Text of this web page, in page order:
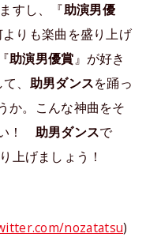
すし、『助演男優
りも楽曲を盛り上げ
助演男優賞』が好き
、 助男ダンスを踊っ
か。こんな神曲をそ
！ 助男ダンスで
上げましょう！
nozatatsu)